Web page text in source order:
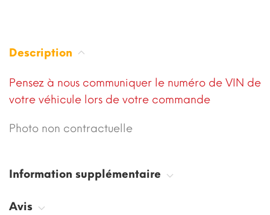
Description
Pensez à nous communiquer le numéro de VIN de
votre véhicule lors de votre commande
Photo non contractuelle
Information supplémentaire
Avis